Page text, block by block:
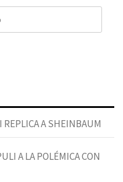
REPLICA A SHEINBAUM
A LA POLÉMICA CON